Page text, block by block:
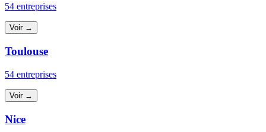
54 entreprises
Voir →
Toulouse
54 entreprises
Voir →
Nice